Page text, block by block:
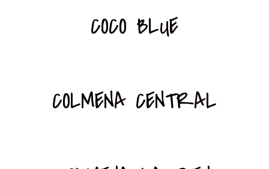
COCO BLUE
COLMENA CENTRAL